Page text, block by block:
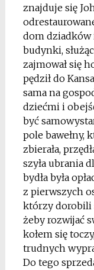
znajduje się
dom dziadków
budynki,
zajmował się
pędził do
sama na
dziećmi i
być
pole bawełny,
zbierała,
szyła ubrania
bydła była
z pierwszych
którzy dorobili
żeby rozwijać
kołem się
trudnych
Do tego